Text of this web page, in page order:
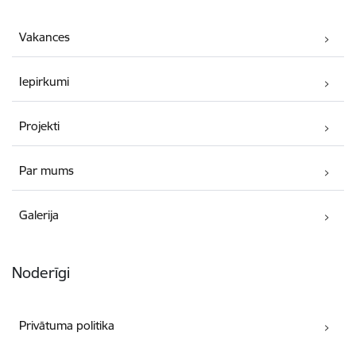
Vakances
Iepirkumi
Projekti
Par mums
Galerija
Noderīgi
Privātuma politika